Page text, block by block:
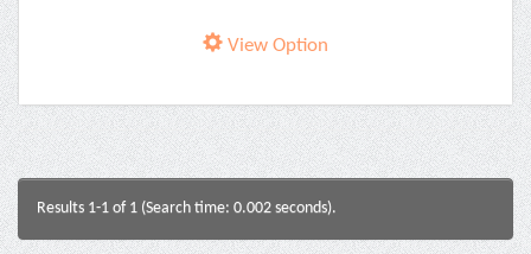
View Option
Results 1-1 of 1 (Search time: 0.002 seconds).